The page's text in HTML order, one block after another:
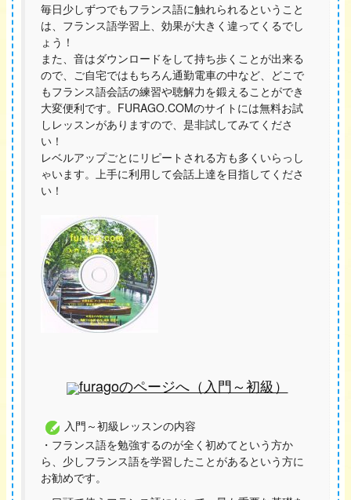
毎日少しずつでもフランス語に触れられるということ
は、フランス語学習上、効果が大きく違ってくるでし
ょう！
また、音はダウンロードをして持ち歩くことが出来る
ので、ご自宅ではもちろん通勤電車の中など、どこで
もフランス語会話の練習や聴解力を鍛えることができ
大変便利です。FURAGO.COMのサイトには無料お試
しレッスンがありますので、是非試してみてくださ
い！
レベルアップごとにリピートされる方も多くいらっし
ゃいます。上手に利用して会話上達を目指してくださ
い！
furagoのページへ（入門～初級）
入門～初級レッスンの内容
・フランス語を勉強するのが全く初めてという方か
ら、少しフランス語を学習したことがあるという方に
お勧めです。